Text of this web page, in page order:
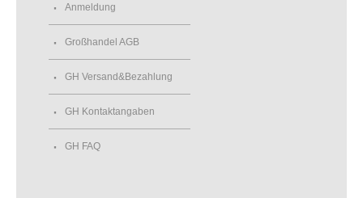
Anmeldung
Großhandel AGB
GH Versand&Bezahlung
GH Kontaktangaben
GH FAQ